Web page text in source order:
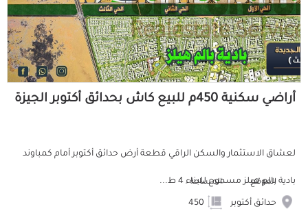
أراضي سكنية 450م للبيع كاش بحدائق أكتوبر الجيزة
لعشاق الاستثمار والسكن الراقي قطعة أرض حدائق أكتوبر أمام كمباوند
بادية بالم هيلز مسموح للبناء 4 ط...
الموقع
حدائق أكتوبر
المساحة